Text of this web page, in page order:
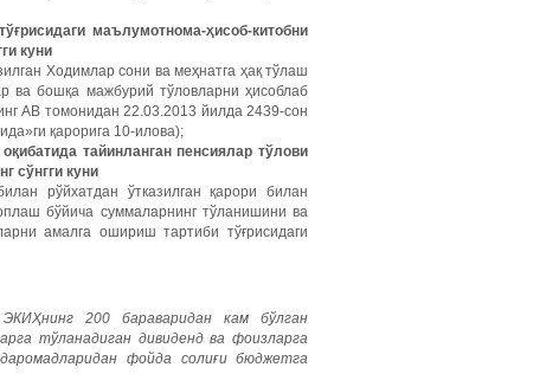
маълумотнома-ҳисоб-китобни
куни
Ходимлар сони ва меҳнатга ҳақ тўлаш
ва бошқа мажбурий тўловларни ҳисоблаб
АВ томонидан 22.03.2013 йилда 2439-сон
қарорига 10-илова);
тайинланган пенсиялар тўлови
сўнгги куни
рўйхатдан ўтказилган қарори билан
бўйича суммаларнинг тўланишини ва
амалга ошириш тартиби тўғрисидаги
ЭКИҲнинг 200бараваридан кам
бўлган
тўланадиган дивиденд ва фоизларга
даромадларидан фойда солиғи бюджетга